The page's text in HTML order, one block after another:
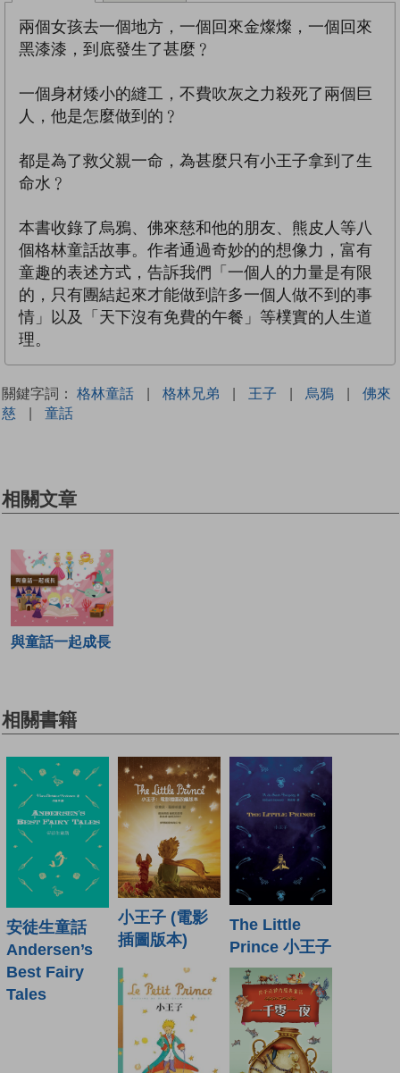
兩個女孩去一個地方，一個回來金燦燦，一個回來
黑漆漆，到底發生了甚麼﹖
一個身材矮小的縫工，不費吹灰之力殺死了兩個巨
人，他是怎麼做到的﹖
都是為了救父親一命，為甚麼只有小王子拿到了生
命水﹖
本書收錄了烏鴉、佛來慈和他的朋友、熊皮人等八
個格林童話故事。作者通過奇妙的的想像力，富有
童趣的表述方式，告訴我們「一個人的力量是有限
的，只有團結起來才能做到許多一個人做不到的事
情」以及「天下沒有免費的午餐」等樸實的人生道
理。
關鍵字詞： 格林童話 | 格林兄弟 | 王子 | 烏鴉 |
佛來
慈
| 童話
相關文章
與童話一起成長
相關書籍
安徒生童話
Andersen’s
Best Fairy
Tales
小王子 (電影
插圖版本)
The Little
Prince 小王子